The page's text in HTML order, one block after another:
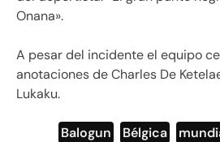
Onana».
A pesar del incidente el equipo
anotaciones de Charles De
Lukaku.
Balogun Bélgica